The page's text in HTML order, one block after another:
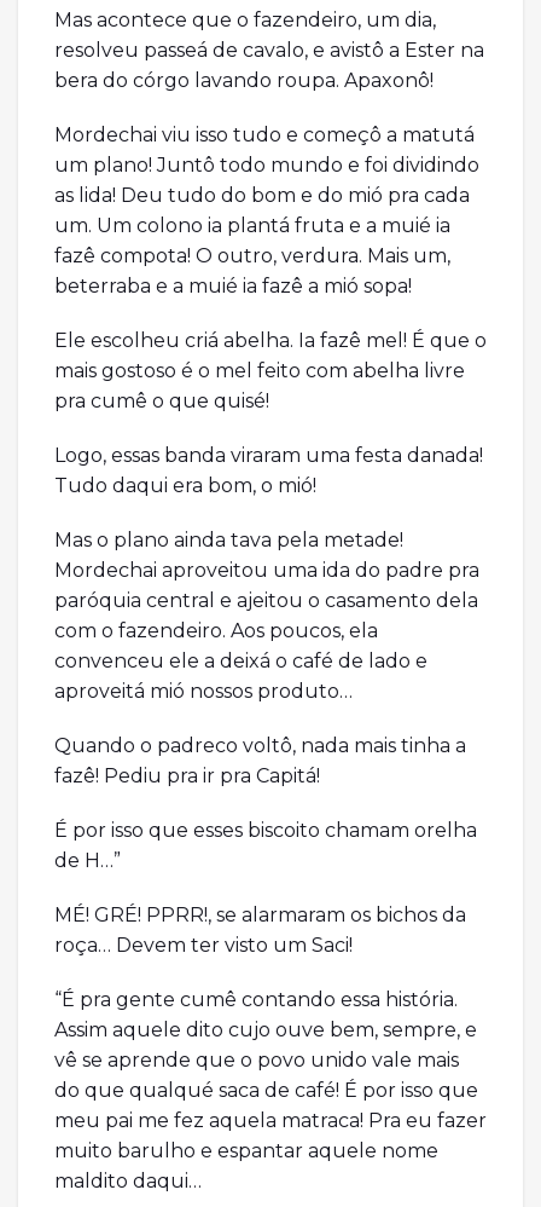
Mas acontece que o fazendeiro, um dia,
resolveu passeá de cavalo, e avistô a Ester na
bera do córgo lavando roupa. Apaxonô!
Mordechai viu isso tudo e começô a matutá
um plano! Juntô todo mundo e foi dividindo
as lida! Deu tudo do bom e do mió pra cada
um. Um colono ia plantá fruta e a muié ia
fazê compota! O outro, verdura. Mais um,
beterraba e a muié ia fazê a mió sopa!
Ele escolheu criá abelha. Ia fazê mel! É que o
mais gostoso é o mel feito com abelha livre
pra cumê o que quisé!
Logo, essas banda viraram uma festa danada!
Tudo daqui era bom, o mió!
Mas o plano ainda tava pela metade!
Mordechai aproveitou uma ida do padre pra
paróquia central e ajeitou o casamento dela
com o fazendeiro. Aos poucos, ela
convenceu ele a deixá o café de lado e
aproveitá mió nossos produto…
Quando o padreco voltô, nada mais tinha a
fazê! Pediu pra ir pra Capitá!
É por isso que esses biscoito chamam orelha
de H…”
MÉ! GRÉ! PPRR!, se alarmaram os bichos da
roça… Devem ter visto um Saci!
“É pra gente cumê contando essa história.
Assim aquele dito cujo ouve bem, sempre, e
vê se aprende que o povo unido vale mais
do que qualqué saca de café! É por isso que
meu pai me fez aquela matraca! Pra eu fazer
muito barulho e espantar aquele nome
maldito daqui…